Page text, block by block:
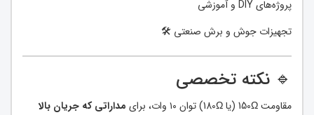
پروژه‌های DIY و آموزشی
تجهیزات جوش و برش صنعتی 🛠️
🔹 نکته تخصصی
مقاومت 150Ω (یا 180Ω) توان ۱۰ وات، برای
مداراتی که جریان بالا